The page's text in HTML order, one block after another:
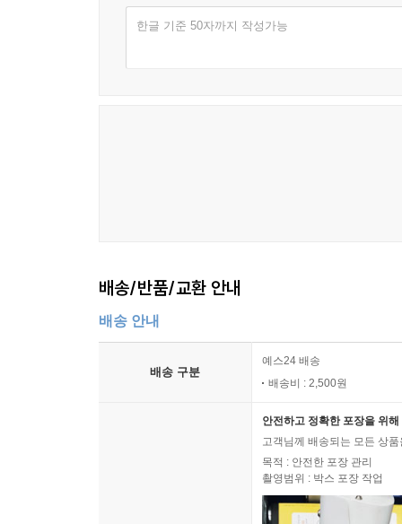
한글 기준 50자까지 작성가능
배송/반품/교환 안내
배송 안내
배송 구분
예스24 배송
배송비 : 2,500원
안전하고 정확한 포장을 위
고객님께 배송되는 모든 상
목적 : 안전한 포장 관리
촬영범위 : 박스 포장 작업